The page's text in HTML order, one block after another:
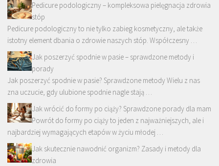
Pedicure podologiczny – kompleksowa pielęgnacja zdrowia
stóp
Pedicure podologiczny to nie tylko zabieg kosmetyczny, ale także
istotny element dbania o zdrowie naszych stóp. Współczesny …
Jak poszerzyć spodnie w pasie – sprawdzone metody i
porady
Jak poszerzyć spodnie w pasie? Sprawdzone metody Wielu z nas
zna uczucie, gdy ulubione spodnie nagle stają …
Jak wrócić do formy po ciąży? Sprawdzone porady dla mam
Powrót do formy po ciąży to jeden z najważniejszych, ale i
najbardziej wymagających etapów w życiu młodej …
Jak skutecznie nawodnić organizm? Zasady i metody dla
zdrowia